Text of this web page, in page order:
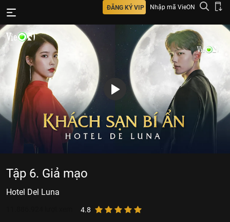
ĐĂNG KÝ VIP Nhập mã VieON
Tập 6. Giả mạo
Hotel Del Luna
4.8